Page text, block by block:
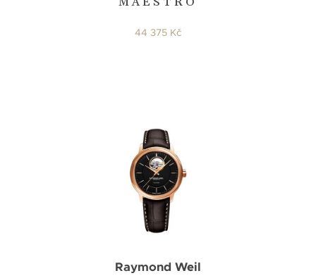
44 375 Kč
Raymond Weil